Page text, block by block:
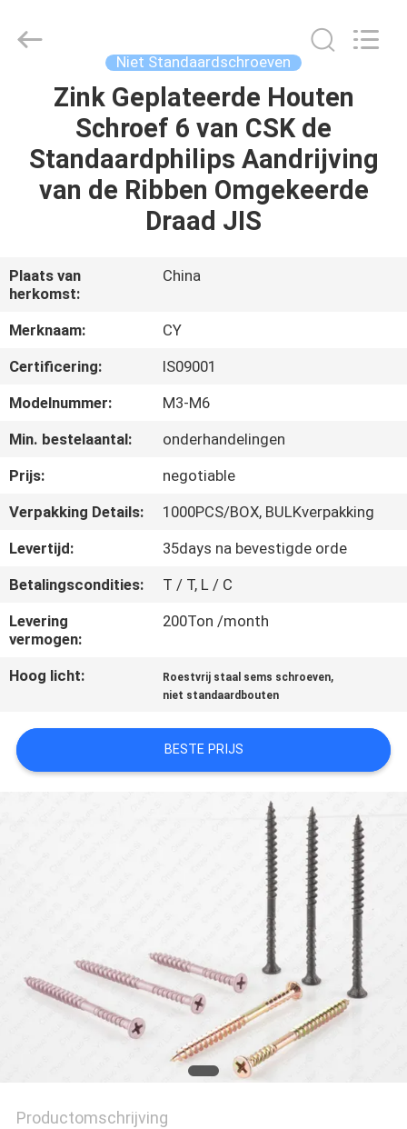
HUIS
PRODUCTEN
FABRIEKSREIS
KWALITEITSCONTROLE
CONTACTEER
ONS
NIEUWS
VERZOEK
OM EEN
CITAAT
SITEMAP
PRIVACY
POLICY
Co,LTD.
Niet Standaardschroeven
Zink Geplateerde Houten
Schroef 6 van CSK de
Standaardphilips Aandrijving
van de Ribben Omgekeerde
Draad JIS
Plaats van
herkomst:
China
Merknaam:
CY
Certificering:
IS09001
Modelnummer:
M3-M6
Min. bestelaantal:
onderhandelingen
Prijs:
negotiable
Verpakking Details:
1000PCS/BOX, BULKverpakking
Levertijd:
35days na bevestigde orde
Betalingscondities:
T / T, L / C
Levering
vermogen:
200Ton /month
Hoog licht: Roestvrij staal sems schroeven,
niet standaardbouten
BESTE PRIJS
Productomschrijving